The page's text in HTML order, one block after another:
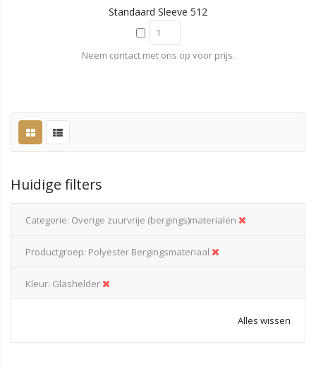
Standaard Sleeve 512
Neem contact met ons op voor prijs.
Huidige filters
Categorie Overige zuurvrije (bergings)materialen
Productgroep Polyester Bergingsmateriaal
Kleur Glashelder
Alles wissen